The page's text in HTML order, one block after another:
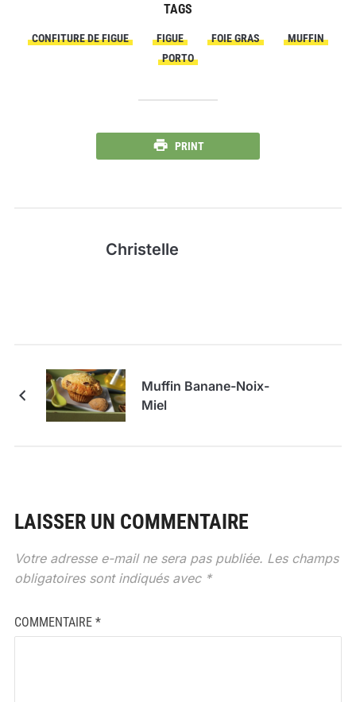
TAGS
CONFITURE DE FIGUE FIGUE FOIE GRAS
MUFFIN
PORTO
PRINT
Christelle
Muffin Banane-Noix-
Miel
LAISSER UN COMMENTAIRE
Votre adresse e-mail ne sera pas publiée. Les champs
obligatoires sont indiqués avec *
COMMENTAIRE *